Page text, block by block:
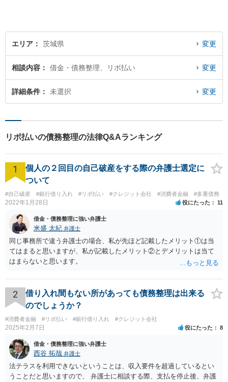
エリア 茨城県 変更
相談内容 借金・債務整理、リボ払い 変更
詳細条件 未選択 変更
リボ払いの債務整理の法律Q&Aランキング
1
個人の２回目の自己破産をする際の弁護士選定に
ついて
#自己破産 #銀行借り入れ #リボ払い #クレジット会社 #消費者金融 #多重債務
2022年1月28日 役にたった 11
借金・債務整理に強い弁護士
米盛 太紀 弁護士
同じ事務所で違う弁護士の場合、私が先ほど記載したメリット①は当
てはまると思いますが、私が記載したメリット②とデメリットは当て
はまらないと思います。
2
借り入れ間もない所があっても債務整理は出来る
のでしょうか？
#消費者金融 #リボ払い #銀行借り入れ #クレジット会社
2025年2月7日 役にたった 8
借金・債務整理に強い弁護士
西谷 拓哉 弁護士
法テラスを利用できないということは、収入要件を超過しているとい
うことだと思いますので、 弁護士に相談する際、支払を停止後、弁護